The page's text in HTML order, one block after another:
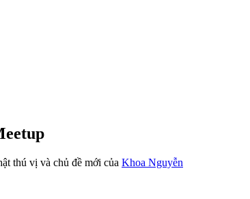
thú vị và chủ đề mới của Khoa Nguyễn